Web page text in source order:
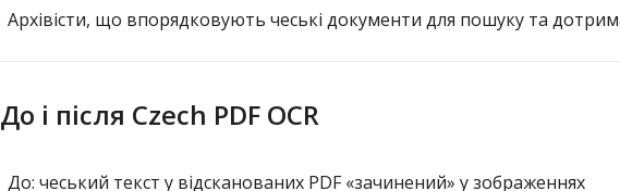
Архівісти, що впорядковують чеські документи для пошуку та
До і після Czech PDF OCR
До: чеський текст у відсканованих PDF «зачинений» у зображеннях